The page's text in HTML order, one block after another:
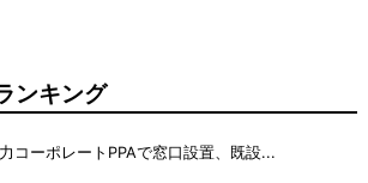
ンキング
コーポレートPPAで窓口設置、既設...